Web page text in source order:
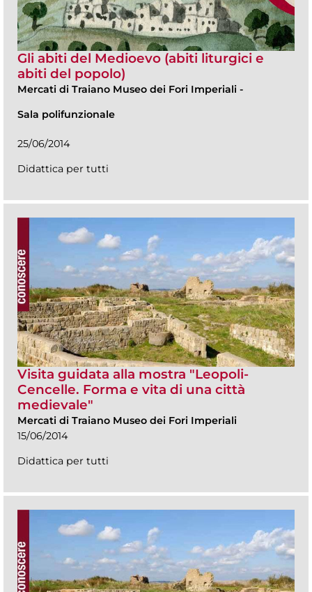
Gli abiti del Medioevo (abiti liturgici e
abiti del popolo)
Mercati di Traiano Museo dei Fori Imperiali -
Sala polifunzionale
25/06/2014
Didattica per tutti
Visita guidata alla mostra "Leopoli-
Cencelle. Forma e vita di una città
medievale"
Mercati di Traiano Museo dei Fori Imperiali
15/06/2014
Didattica per tutti